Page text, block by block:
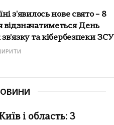
з'явилось нове свято – 8
відзначатиметься День
зв'язку та кібербезпеки ЗСУ
і область: 3